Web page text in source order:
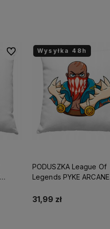
Do ulubionychWysyłka 48h
PODUSZKA League Of
Legends PYKE ARCANE
ŚWIĘTA+IMIĘ/NICK
31,99 zł